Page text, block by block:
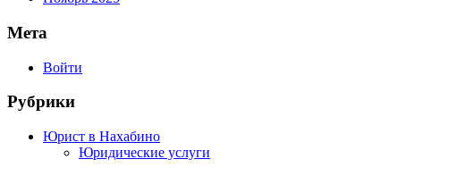
Мета
Войти
Рубрики
Юрист в Нахабино
Юридические услуги